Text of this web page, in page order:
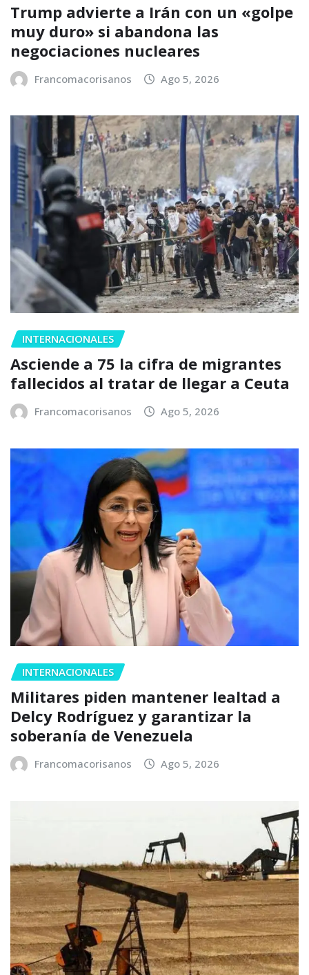
Trump advierte a Irán con un «golpe
muy duro» si abandona las
negociaciones nucleares
Francomacorisanos Ago 5, 2026
INTERNACIONALES
Asciende a 75 la cifra de migrantes
fallecidos al tratar de llegar a Ceuta
Francomacorisanos Ago 5, 2026
INTERNACIONALES
Militares piden mantener lealtad a
Delcy Rodríguez y garantizar la
soberanía de Venezuela
Francomacorisanos Ago 5, 2026